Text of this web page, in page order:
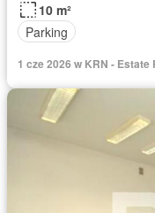
10 m²
Parking
1 cze 2026 w KRN - Estate